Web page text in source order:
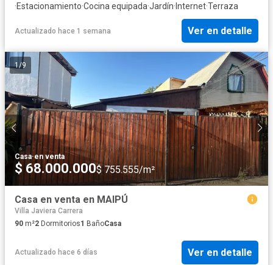
·Estacionamiento·Cocina equipada·Jardín· Internet·Terraza
Actualizado hace 1 semana Ver en detalle
1 /9
Casa·en venta
$ 68.000.000$ 755.555/m²
Casa en venta en MAIPÚ
Villa Javiera Carrera
90 m²2 Dormitorios1 BañoCasa
Actualizado hace 6 días Ver en detalle